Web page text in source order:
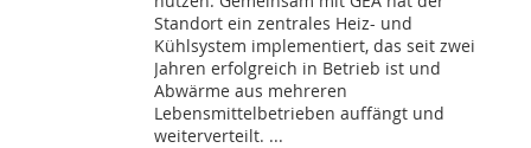
Standort ein zentrales Heiz- und
Kühlsystem implementiert, das seit zwei
Jahren erfolgreich in Betrieb ist und
Abwärme aus mehreren
Lebensmittelbetrieben auffängt und
weiterverteilt. ...